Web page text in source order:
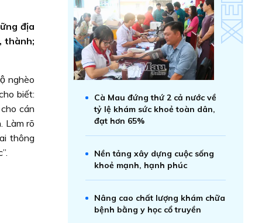
địa
thành;
nghèo
biết:
cán
Làm rõ
thông
Cà Mau đứng thứ 2 cả nước về
tỷ lệ khám sức khoẻ toàn dân,
đạt hơn 65%
Nền tảng xây dựng cuộc sống
khoẻ mạnh, hạnh phúc
Nâng cao chất lượng khám chữa
bệnh bằng y học cổ truyền